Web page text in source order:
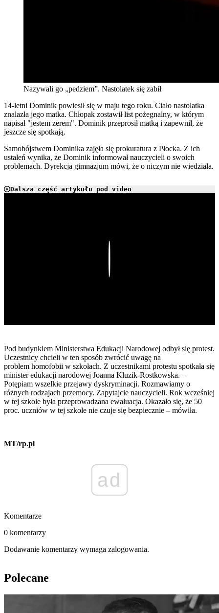
Nazywali go „pedziem”. Nastolatek się zabił
14-letni Dominik powiesił się w maju tego roku. Ciało nastolatka
znalazła jego matka. Chłopak zostawił list pożegnalny, w którym
napisał "jestem zerem". Dominik przeprosił matką i zapewnił, że
jeszcze się spotkają.
Samobójstwem Dominika zajęła się prokuratura z Płocka. Z ich
ustaleń wynika, że Dominik informował nauczycieli o swoich
problemach. Dyrekcja gimnazjum mówi, że o niczym nie wiedziała.
Dalsza część artykułu pod video
Pod budynkiem Ministerstwa Edukacji Narodowej odbył się protest.
Uczestnicy chcieli w ten sposób zwrócić uwagę na
problem homofobii w szkołach. Z uczestnikami protestu spotkała się
minister edukacji narodowej Joanna Kluzik-Rostkowska. –
Potępiam wszelkie przejawy dyskryminacji. Rozmawiamy o
różnych rodzajach przemocy. Zapytajcie nauczycieli. Rok wcześniej
w tej szkole była przeprowadzana ewaluacja. Okazało się, że 50
proc. uczniów w tej szkole nie czuje się bezpiecznie – mówiła.
MT/rp.pl
ad
Komentarze
0 komentarzy
Dodawanie komentarzy wymaga zalogowania.
Polecane